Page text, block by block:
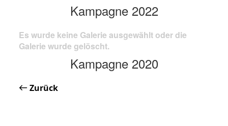
Kampagne 2022
Es wurde keine Galerie ausgewählt oder die
Galerie wurde gelöscht.
Kampagne 2020
Zurück